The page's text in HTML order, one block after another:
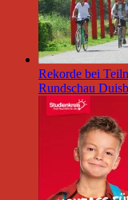
Rekorde bei
Rundschau